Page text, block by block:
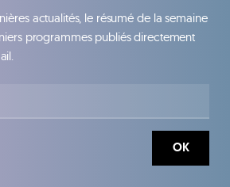
actualités, le résumé de la semaine
programmes publiés directement
OK